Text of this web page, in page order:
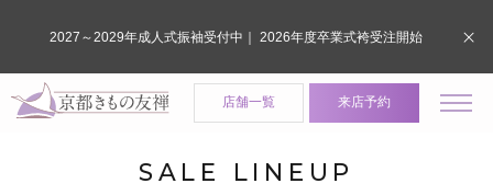
店舗一覧 来店予約
SALE LINEUP
2027～2029年成人式振袖受付中｜ 2026年度卒業式袴受注開始